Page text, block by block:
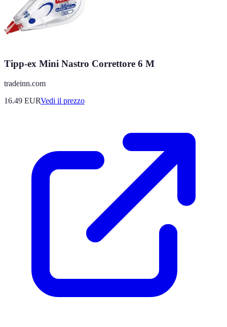
Tipp-ex Mini Nastro Correttore 6 M
tradeinn.com
16.49 EURVedi il prezzo